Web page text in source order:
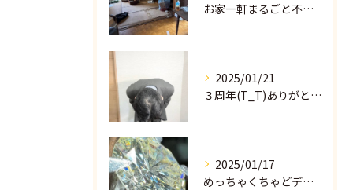
お家一軒まるごと不要品の買取＆処分承ります！
2025/01/21
３周年(T_T)ありがとうございます！！！！
2025/01/17
めっちゃくちゃどデカいダイヤモンド！